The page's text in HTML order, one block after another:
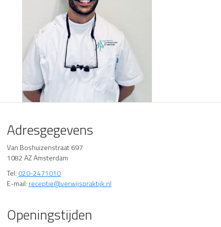
Adresgegevens
Van Boshuizenstraat 697
1082 AZ Amsterdam
Tel: 020-2471010
E-mail: receptie@verwijspraktijk.nl
Openingstijden